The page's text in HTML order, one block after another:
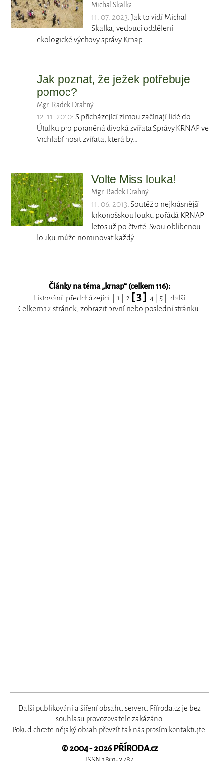
Michal Skalka
11. 07. 2023: Jak to vidí Michal
Skalka, vedoucí oddělení
ekologické výchovy správy Krnap.
Jak poznat, že ježek potřebuje
pomoc?
Mgr. Radek Drahný
12. 11. 2010: S přicházející zimou začínají lidé do
Útulku pro poraněná divoká zvířata Správy KRNAP ve
Vrchlabí nosit zvířata, která by…
Volte Miss louka!
Mgr. Radek Drahný
11. 06. 2013: Soutěž o nejkrásnější
krkonošskou louku pořádá KRNAP
letos už po čtvrté. Svou oblíbenou
louku může nominovat každý –…
Články na téma „krnap“ (celkem 116):
Listování: předcházející 1 2 [ 3 ] 4 5
další
Celkem 12 stránek, zobrazitprvní nebo poslednístránku.
Další publikování a šíření obsahu serveru Příroda.cz je bez
souhlasu provozovatele zakázáno.
Pokud chcete nějaký obsah převzít tak nás prosím kontaktujte.
© 2004 - 2026PŘÍRODA.cz